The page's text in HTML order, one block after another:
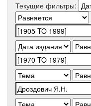
Текущие фильтры: